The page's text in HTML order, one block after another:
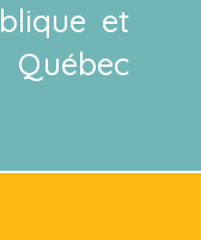
et